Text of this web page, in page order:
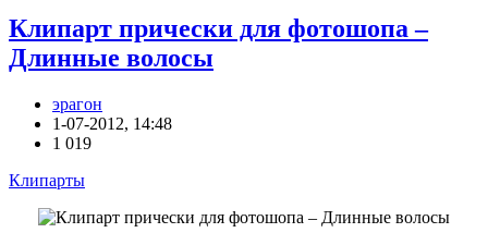
Клипарт прически для фотошопа –
Длинные волосы
эрагон
1-07-2012, 14:48
1 019
Клипарты